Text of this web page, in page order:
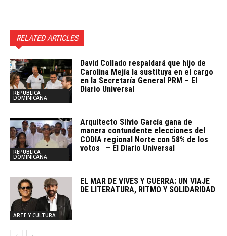
RELATED ARTICLES
REPUBLICA
DOMINICANA
David Collado respaldará que hijo de
Carolina Mejía la sustituya en el cargo
en la Secretaría General PRM – El
Diario Universal
REPUBLICA
DOMINICANA
Arquitecto SiIvio García gana de
manera contundente elecciones del
CODIA regional Norte con 58% de los
votos – El Diario Universal
ARTE Y CULTURA
EL MAR DE VIVES Y GUERRA: UN VIAJE
DE LITERATURA, RITMO Y SOLIDARIDAD